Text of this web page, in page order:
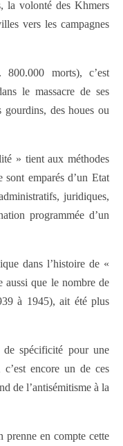
la volonté des Khmers
vers les campagnes
morts), c’est
le massacre de ses
des houes ou
» tient aux méthodes
emparés d’un Etat
juridiques,
programmée d’un
dans l’histoire de «
aussi que le nombre de
à 1945), ait été plus
de spécificité pour une
encore un de ces
de l’antisémitisme à la
prenne en compte cette